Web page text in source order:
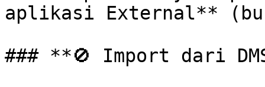
aplikasi External**
### **🚫 Import dari